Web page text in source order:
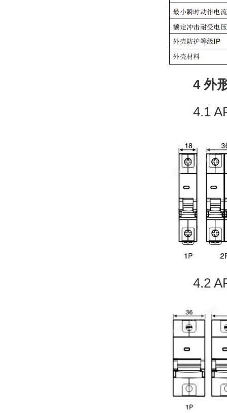
4 外
4.1
4.2